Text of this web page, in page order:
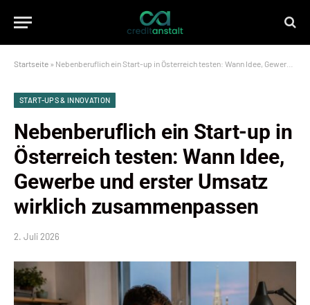
Startseite » Nebenberuflich ein Start-up in Österreich testen: Wann Idee, Gewerbe und erster Umsatz wirklich zusammenpassen
START-UPS & INNOVATION
Nebenberuflich ein Start-up in
Österreich testen: Wann Idee,
Gewerbe und erster Umsatz
wirklich zusammenpassen
2. Juli 2026